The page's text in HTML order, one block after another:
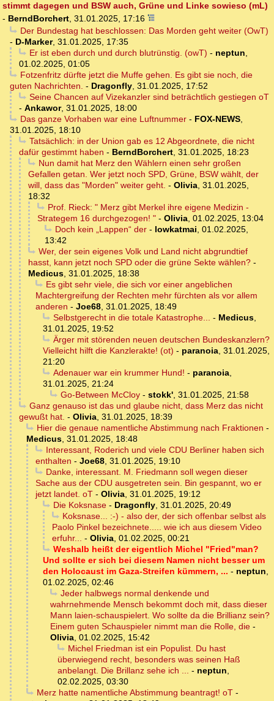
stimmt dagegen und BSW auch, Grüne und Linke sowieso (mL)
- BerndBorchert, 31.01.2025, 17:16
Der Bundestag hat beschlossen: Das Morden geht weiter (OwT)
- D-Marker, 31.01.2025, 17:35
Er ist eben durch und durch blutrünstig. (owT) - neptun,
01.02.2025, 01:05
Fotzenfritz dürfte jetzt die Muffe gehen. Es gibt sie noch, die
guten Nachrichten. - Dragonfly, 31.01.2025, 17:52
Seine Chancen auf Vizekanzler sind beträchtlich gestiegen oT
- Ankawor, 31.01.2025, 18:00
Das ganze Vorhaben war eine Luftnummer- FOX-NEWS,
31.01.2025, 18:10
Tatsächlich: in der Union gab es 12 Abgeordnete, die nicht
dafür gestimmt haben - BerndBorchert, 31.01.2025, 18:23
Nun damit hat Merz den Wählern einen sehr großen
Gefallen getan. Wer jetzt noch SPD, Grüne, BSW wählt, der
will, dass das "Morden" weiter geht. - Olivia, 31.01.2025,
18:32
Prof. Rieck: " Merz gibt Merkel ihre eigene Medizin -
Strategem 16 durchgezogen! " - Olivia, 01.02.2025, 13:04
Doch kein „Lappen“ der- lowkatmai, 01.02.2025,
13:42
Wer, der sein eigenes Volk und Land nicht abgrundtief
hasst, kann jetzt noch SPD oder die grüne Sekte wählen? -
Medicus, 31.01.2025, 18:38
Es gibt sehr viele, die sich vor einer angeblichen
Machtergreifung der Rechten mehr fürchten als vor allem
anderen - Joe68, 31.01.2025, 18:49
Selbstgerecht in die totale Katastrophe... - Medicus,
31.01.2025, 19:52
Ärger mit störenden neuen deutschen Bundeskanzlern?
Vielleicht hilft die Kanzlerakte! (ot) - paranoia, 31.01.2025,
21:20
Adenauer war ein krummer Hund! - paranoia,
31.01.2025, 21:24
Go-Between McCloy- stokk', 31.01.2025, 21:58
Ganz genauso ist das und glaube nicht, dass Merz das nicht
gewußt hat. - Olivia, 31.01.2025, 18:39
Hier die genaue namentliche Abstimmung nach Fraktionen -
Medicus, 31.01.2025, 18:48
Interessant, Roderich und viele CDU Berliner haben sich
enthalten - Joe68, 31.01.2025, 19:10
Danke, interessant. M. Friedmann soll wegen dieser
Sache aus der CDU ausgetreten sein. Bin gespannt, wo er
jetzt landet. oT - Olivia, 31.01.2025, 19:12
Die Koksnase- Dragonfly, 31.01.2025, 20:49
Koksnase... :-) - also der, der sich offenbar selbst als
Paolo Pinkel bezeichnete..... wie ich aus diesem Video
erfuhr... - Olivia, 01.02.2025, 00:21
Weshalb heißt der eigentlich Michel "Fried"man?
Und sollte er sich bei diesem Namen nicht besser um
den Holocaust im Gaza-Streifen kümmern, ... - neptun,
01.02.2025, 02:46
Jeder halbwegs normal denkende und
wahrnehmende Mensch bekommt doch mit, dass dieser
Mann laien-schauspielert. Wo sollte da die Brillianz sein?
Einem guten Schauspieler nimmt man die Rolle, die -
Olivia, 01.02.2025, 15:42
Michel Friedman ist ein Populist. Du hast
überwiegend recht, besonders was seinen Haß
anbelangt. Die Brillanz sehe ich ... - neptun,
02.02.2025, 03:30
Merz hatte namentliche Abstimmung beantragt! oT-